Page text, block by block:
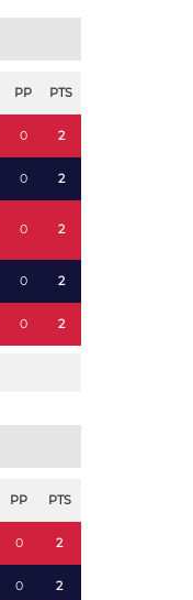
PP PTS
0 2
0 2
0 2
0 2
0 2
PP PTS
0 2
0 2